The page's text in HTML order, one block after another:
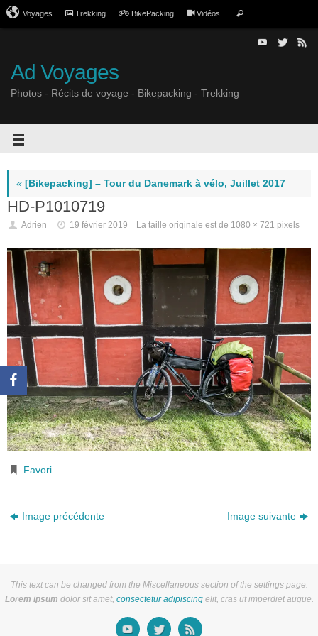
Voyages Trekking BikePacking Vidéos
Ad Voyages
Photos - Récits de voyage - Bikepacking - Trekking
« [Bikepacking] – Tour du Danemark à vélo, Juillet 2017
HD-P1010719
Adrien 19 février 2019 La taille originale est de 1080 × 721 pixels
Favori
Image précédente Image suivante
This text can be changed from the Miscellaneous section of the settings page.
Lorem ipsum dolor sit amet, consectetur adipiscingelit, cras ut imperdiet augue.